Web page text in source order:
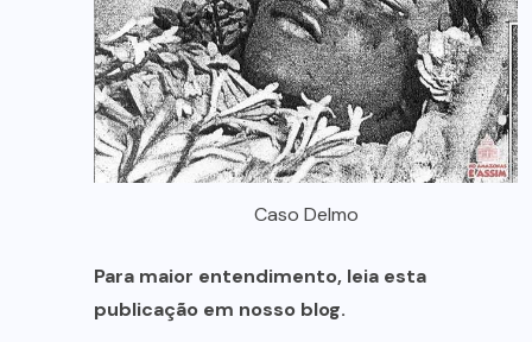
Caso Delmo
Para maior entendimento, leia esta
publicação em nosso blog.